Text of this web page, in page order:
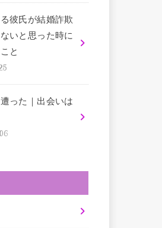
彼氏が結婚詐欺
いと思った時に
と
った｜出会いは